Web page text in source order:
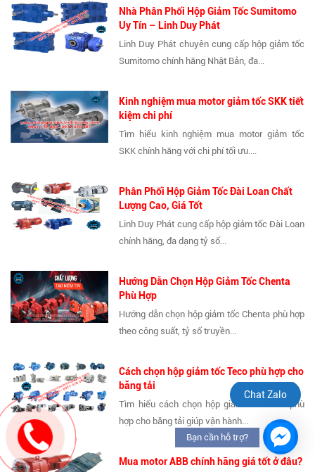
Nhà Phân Phối Hộp Giảm Tốc Sumitomo
Uy Tín – Linh Duy Phát
Linh Duy Phát chuyên cung cấp hộp giảm tốc
Sumitomo chính hãng Nhật Bản, đa...
Kinh nghiệm mua motor giảm tốc SKK tiết
kiệm chi phí
Tìm hiểu kinh nghiệm mua motor giảm tốc
SKK chính hãng với chi phí tối ưu....
Phân Phối Hộp Giảm Tốc Đài Loan Chất
Lượng Cao, Giá Tốt
Linh Duy Phát cung cấp hộp giảm tốc Đài Loan
chính hãng, đa dạng tỷ số...
Hướng Dẫn Chọn Hộp Giảm Tốc Chenta
Phù Hợp
Hướng dẫn chọn hộp giảm tốc Chenta phù hợp
theo công suất, tỷ số truyền...
Cách chọn hộp giảm tốc Teco phù hợp cho
băng tải
Tìm hiểu cách chọn hộp giảm tốc TECO phù
hợp cho băng tải giúp vận hành...
Mua motor ABB chính hãng giá tốt ở đâu?
Chat Zalo
Bạn cần hỗ trợ?